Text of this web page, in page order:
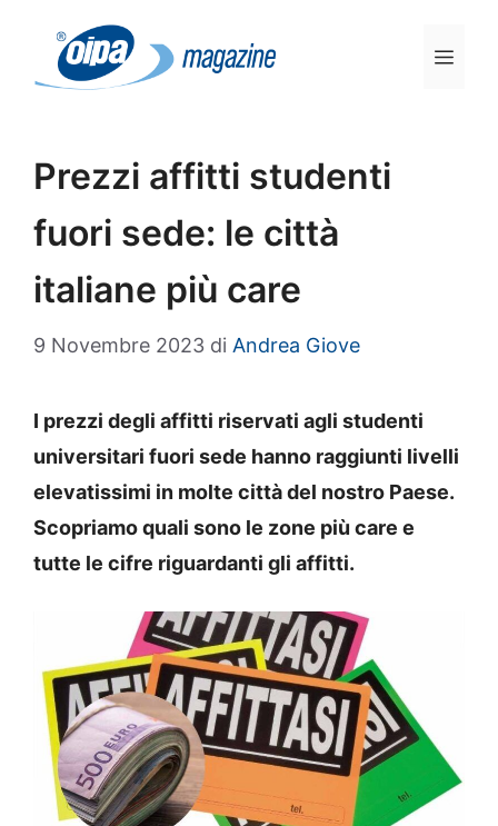
contenuto
Prezzi affitti studenti
fuori sede: le città
italiane più care
9 Novembre 2023 di Andrea Giove
I prezzi degli affitti riservati agli studenti
universitari fuori sede hanno raggiunti livelli
elevatissimi in molte città del nostro Paese.
Scopriamo quali sono le zone più care e
tutte le cifre riguardanti gli affitti.